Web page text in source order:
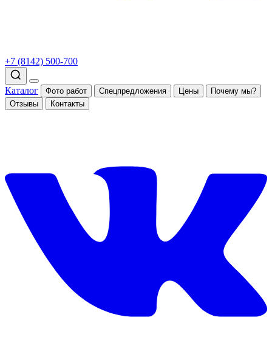
+7 (8142) 500-700
Каталог Фото работ Спецпредложения Цены
Почему мы?
Отзывы
Контакты